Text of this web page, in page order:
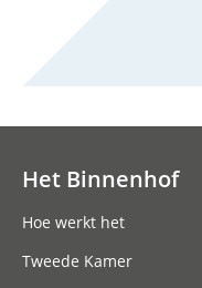
Het Binnenhof
Hoe werkt het
Tweede Kamer